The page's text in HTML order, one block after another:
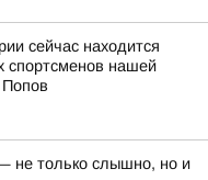
сейчас находится
спортсменов нашей
не только слышно, но и